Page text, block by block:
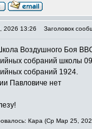
2026 13:26 Заголовок
Воздушного Боя
собраний школы
собраний 1924.
Павловиче нет
Кара (Ср Мар 25,